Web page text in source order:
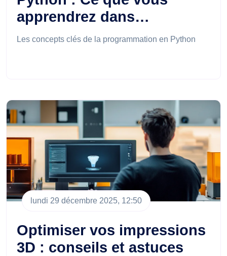
apprendrez dans…
Les concepts clés de la programmation en Python
lundi 29 décembre 2025, 12:50
Optimiser vos impressions
3D : conseils et astuces